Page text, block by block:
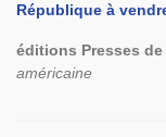
République à
éditions Presses de
américaine